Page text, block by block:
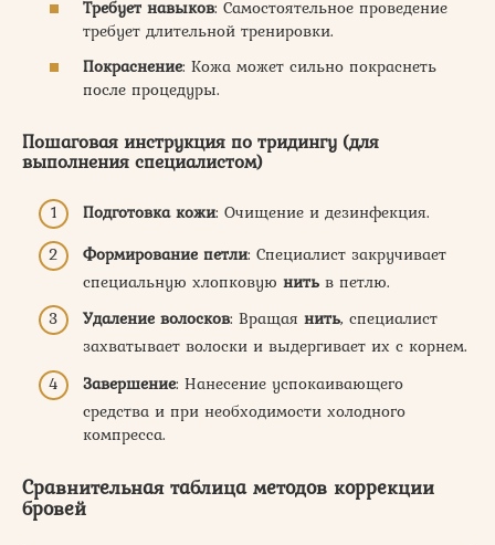
Требует навыков: Самостоятельное проведение
требует длительной тренировки.
Покраснение: Кожа может сильно покраснеть
после процедуры.
Пошаговая инструкция по тридингу (для
выполнения специалистом)
Подготовка кожи: Очищение и дезинфекция.
Формирование петли: Специалист закручивает
специальную хлопковую нить в петлю.
Удаление волосков: Вращая нить, специалист
захватывает волоски и выдергивает их с корнем.
Завершение: Нанесение успокаивающего
средства и при необходимости холодного
компресса.
Сравнительная таблица методов коррекции
бровей